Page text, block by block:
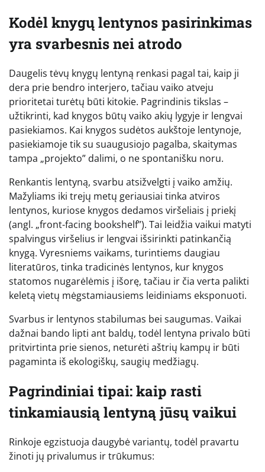
Kodėl knygų lentynos pasirinkimas
yra svarbesnis nei atrodo
Daugelis tėvų knygų lentyną renkasi pagal tai, kaip ji
dera prie bendro interjero, tačiau vaiko atveju
prioritetai turėtų būti kitokie. Pagrindinis tikslas –
užtikrinti, kad knygos būtų vaiko akių lygyje ir lengvai
pasiekiamos. Kai knygos sudėtos aukštoje lentynoje,
pasiekiamoje tik su suaugusiojo pagalba, skaitymas
tampa „projekto” dalimi, o ne spontanišku noru.
Renkantis lentyną, svarbu atsižvelgti į vaiko amžių.
Mažyliams iki trejų metų geriausiai tinka atviros
lentynos, kuriose knygos dedamos viršeliais į priekį
(angl. „front-facing bookshelf”). Tai leidžia vaikui matyti
spalvingus viršelius ir lengvai išsirinkti patinkančią
knygą. Vyresniems vaikams, turintiems daugiau
literatūros, tinka tradicinės lentynos, kur knygos
statomos nugarėlėmis į išorę, tačiau ir čia verta palikti
keletą vietų mėgstamiausiems leidiniams eksponuoti.
Svarbus ir lentynos stabilumas bei saugumas. Vaikai
dažnai bando lipti ant baldų, todėl lentyna privalo būti
pritvirtinta prie sienos, neturėti aštrių kampų ir būti
pagaminta iš ekologiškų, saugių medžiagų.
Pagrindiniai tipai: kaip rasti
tinkamiausią lentyną jūsų vaikui
Rinkoje egzistuoja daugybė variantų, todėl pravartu
žinoti jų privalumus ir trūkumus: